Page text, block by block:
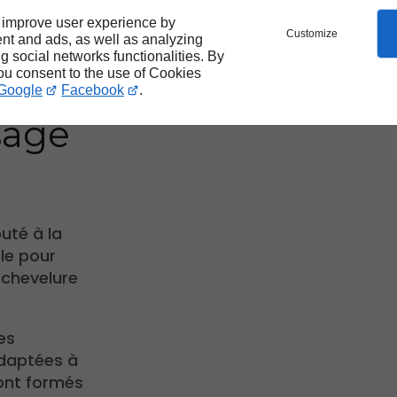
user experience by
and ads, as well as analyzing
social networks functionalities. By
consent to the use of Cookies
Facebook .
Customize
à la
pour
à
formés